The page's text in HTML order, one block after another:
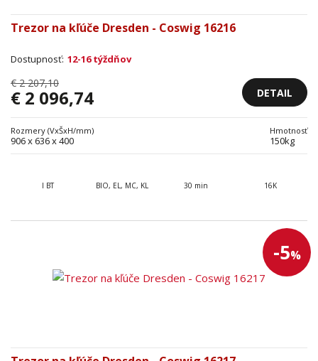
Trezor na kľúče Dresden - Coswig 16216
Dostupnosť: 12-16 týždňov
€ 2 207,10
€ 2 096,74 DETAIL
Rozmery (VxŠxH/mm)
906 x 636 x 400
Hmotnosť
150kg
I BT BIO, EL, MC, KL 30 min 16K
-5%